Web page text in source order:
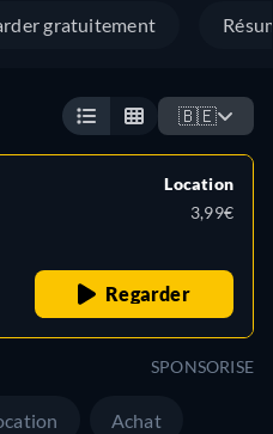
gratuitement
🇧🇪
Location
3,99€
Regarder
SPONSORISE
Achat